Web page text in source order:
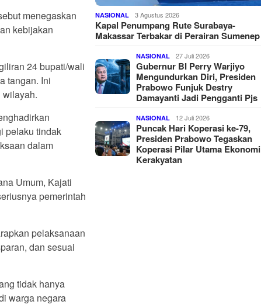
menegaskan
kebijakan
24 bupati/wali
tangan. Ini
wilayah.
pelaku tindak
dalam
Umum, Kajati
pemerintah
pelaksanaan
dan sesuai
tidak hanya
warga negara
NASIONAL 3 Agustus 2026
Kapal Penumpang Rute Surabaya-
Makassar Terbakar di Perairan Sumenep
NASIONAL 27 Juli 2026
Gubernur BI Perry Warjiyo
Mengundurkan Diri, Presiden
Prabowo Funjuk Destry
Damayanti Jadi Pengganti Pjs
NASIONAL 12 Juli 2026
Puncak Hari Koperasi ke-79,
Presiden Prabowo Tegaskan
Koperasi Pilar Utama Ekonomi
Kerakyatan